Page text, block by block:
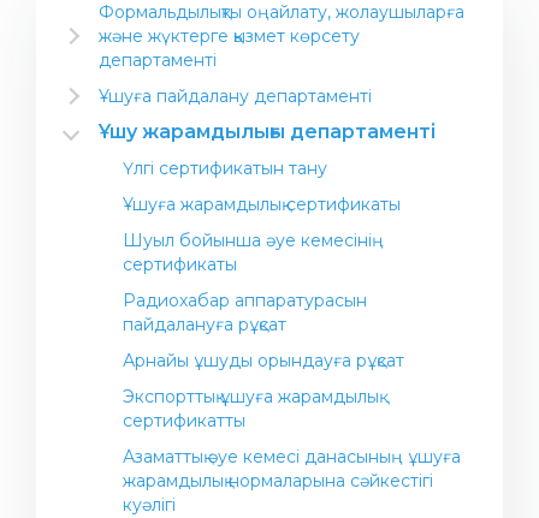
Формальдылықты оңайлату, жолаушыларға
және жүктерге қызмет көрсету
департаменті
Салаға арналған ақпарат
Департаменттің Жобалары
Халықаралық стандарттар
Операциялық орталық
Авиакомпания байланыстары
Әуежай байланыстары
ҚР жолаушыларға қызмет көрсету және
олардың құқықтарын сақтау саласындағы
нормативтік-құқықтық актілер
Азаматтық әуе кемелерінде қауіпті жүктерді
әуе арқылы тасымалдау
Жолаушыларға арналған ақпарат
Ұшуға пайдалану департаменті
Әуекомпаниясын ашу
Авиациялық жұмыстарды орындау үшін
компания ашу
Жалпы мақсаттағы авиация (коммерциялық
емес ұшулар)
Азаматтық авиациясы қағидалар
Ұшу жарамдылығы департаменті
Үлгі сертификатын тану
Ұшуға жарамдылық сертификаты
Шуыл бойынша әуе кемесінің
сертификаты
Радиохабар аппаратурасын
пайдалануға рұқсат
Арнайы ұшуды орындауға рұқсат
Экспорттық ұшуға жарамдылық
сертификатты
Азаматтық әуе кемесі данасының ұшуға
жарамдылық нормаларына сәйкестігі
куәлігі